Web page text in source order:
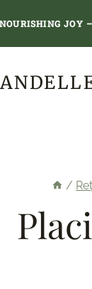
NOURISHING JOY
/